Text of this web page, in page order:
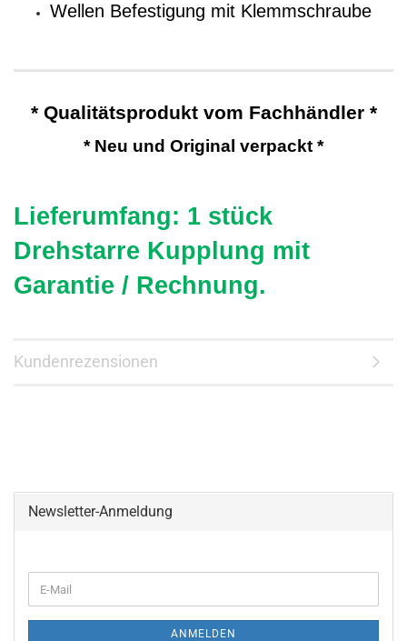
Wellen Befestigung mit Klemmschraube
* Qualitätsprodukt vom Fachhändler *
* Neu und Original verpackt *
Lieferumfang: 1 stück
Drehstarre Kupplung mit
Garantie / Rechnung.
Kundenrezensionen
Newsletter-Anmeldung
ZUR
E-
Mail
ANMELDEN